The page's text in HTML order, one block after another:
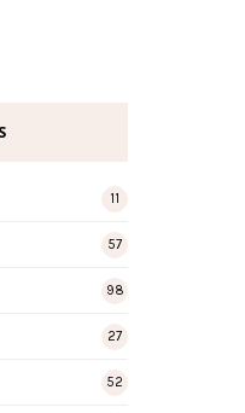
11
57
98
27
52